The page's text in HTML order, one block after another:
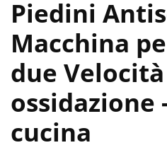
Piedini
Macchina
due
ossidazione
cucina